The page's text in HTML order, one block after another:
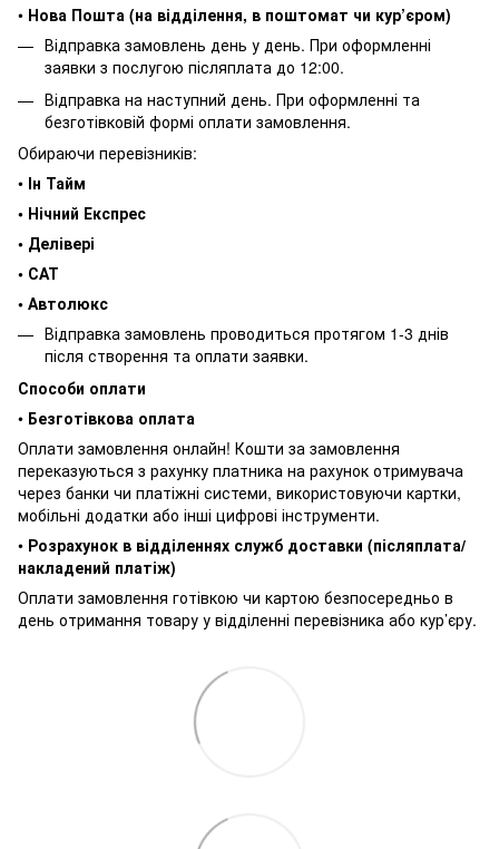
• Нова Пошта (на відділення, в поштомат чи кур’єром)
Відправка замовлень день у день. При оформленні
заявки з послугою післяплата до 12:00.
Відправка на наступний день. При оформленні та
безготівковій формі оплати замовлення.
Обираючи перевізників:
• Ін Тайм
• Нічний Експрес
• Делівері
• САТ
• Автолюкс
Відправка замовлень проводиться протягом 1-3 днів
після створення та оплати заявки.
Способи оплати
• Безготівкова оплата
Оплати замовлення онлайн! Кошти за замовлення
переказуються з рахунку платника на рахунок отримувача
через банки чи платіжні системи, використовуючи картки,
мобільні додатки або інші цифрові інструменти.
• Розрахунок в відділеннях служб доставки (післяплата/
накладений платіж)
Оплати замовлення готівкою чи картою безпосередньо в
день отримання товару у відділенні перевізника або кур’єру.